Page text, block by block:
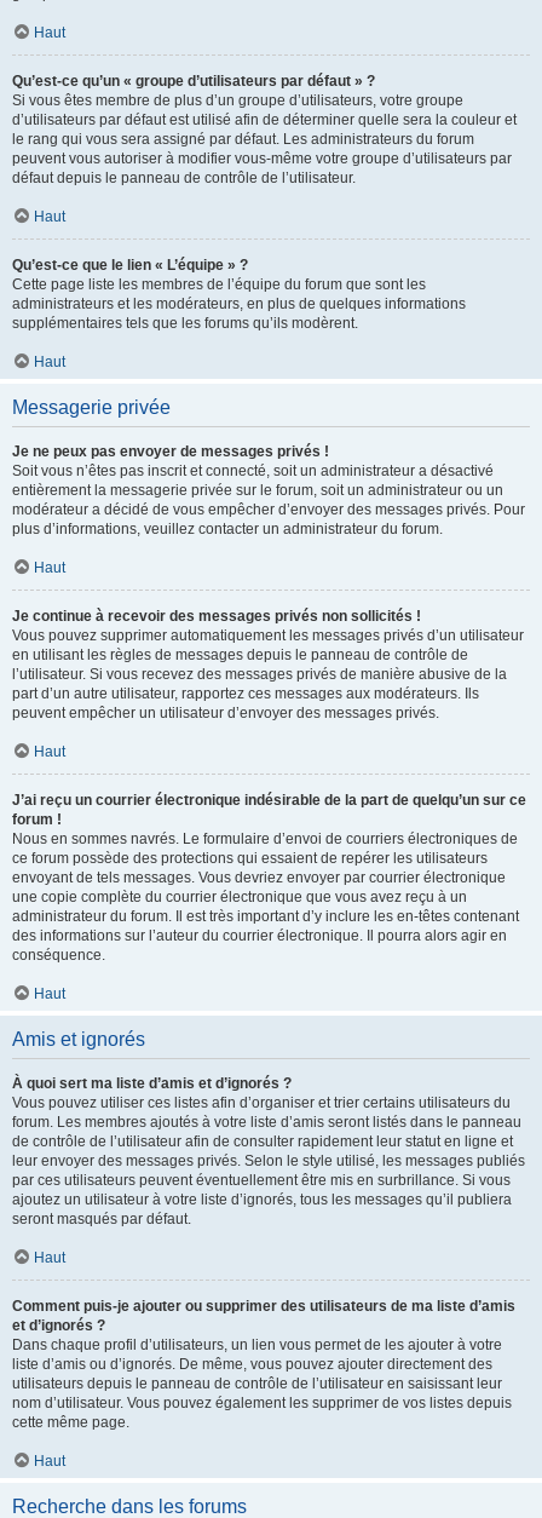
Haut
Qu’est-ce qu’un « groupe d’utilisateurs par défaut » ?
Si vous êtes membre de plus d’un groupe d’utilisateurs, votre groupe
d’utilisateurs par défaut est utilisé afin de déterminer quelle sera la couleur et
le rang qui vous sera assigné par défaut. Les administrateurs du forum
peuvent vous autoriser à modifier vous-même votre groupe d’utilisateurs par
défaut depuis le panneau de contrôle de l’utilisateur.
Haut
Qu’est-ce que le lien « L’équipe » ?
Cette page liste les membres de l’équipe du forum que sont les
administrateurs et les modérateurs, en plus de quelques informations
supplémentaires tels que les forums qu’ils modèrent.
Haut
Messagerie privée
Je ne peux pas envoyer de messages privés !
Soit vous n’êtes pas inscrit et connecté, soit un administrateur a désactivé
entièrement la messagerie privée sur le forum, soit un administrateur ou un
modérateur a décidé de vous empêcher d’envoyer des messages privés. Pour
plus d’informations, veuillez contacter un administrateur du forum.
Haut
Je continue à recevoir des messages privés non sollicités !
Vous pouvez supprimer automatiquement les messages privés d’un utilisateur
en utilisant les règles de messages depuis le panneau de contrôle de
l’utilisateur. Si vous recevez des messages privés de manière abusive de la
part d’un autre utilisateur, rapportez ces messages aux modérateurs. Ils
peuvent empêcher un utilisateur d’envoyer des messages privés.
Haut
J’ai reçu un courrier électronique indésirable de la part de quelqu’un sur ce
forum !
Nous en sommes navrés. Le formulaire d’envoi de courriers électroniques de
ce forum possède des protections qui essaient de repérer les utilisateurs
envoyant de tels messages. Vous devriez envoyer par courrier électronique
une copie complète du courrier électronique que vous avez reçu à un
administrateur du forum. Il est très important d’y inclure les en-têtes contenant
des informations sur l’auteur du courrier électronique. Il pourra alors agir en
conséquence.
Haut
Amis et ignorés
À quoi sert ma liste d’amis et d’ignorés ?
Vous pouvez utiliser ces listes afin d’organiser et trier certains utilisateurs du
forum. Les membres ajoutés à votre liste d’amis seront listés dans le panneau
de contrôle de l’utilisateur afin de consulter rapidement leur statut en ligne et
leur envoyer des messages privés. Selon le style utilisé, les messages publiés
par ces utilisateurs peuvent éventuellement être mis en surbrillance. Si vous
ajoutez un utilisateur à votre liste d’ignorés, tous les messages qu’il publiera
seront masqués par défaut.
Haut
Comment puis-je ajouter ou supprimer des utilisateurs de ma liste d’amis
et d’ignorés ?
Dans chaque profil d’utilisateurs, un lien vous permet de les ajouter à votre
liste d’amis ou d’ignorés. De même, vous pouvez ajouter directement des
utilisateurs depuis le panneau de contrôle de l’utilisateur en saisissant leur
nom d’utilisateur. Vous pouvez également les supprimer de vos listes depuis
cette même page.
Haut
Recherche dans les forums